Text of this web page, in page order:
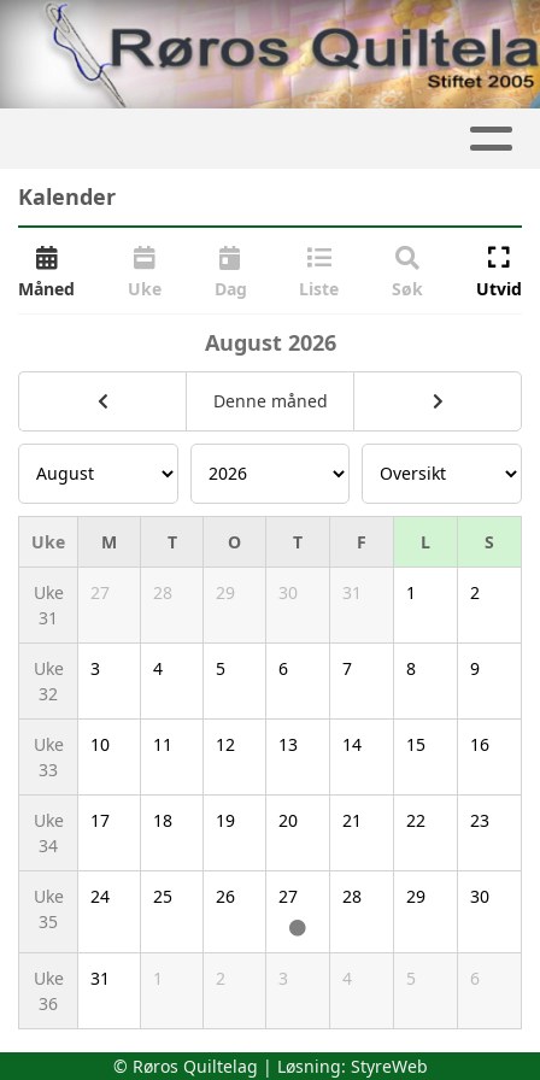
Kalender
Måned Uke Dag Liste Søk Utvid
Denne måned
August 2026
Uke M T O T F L S
Uke
31
27 28 29 30 31 1 2
Uke
32
3 4 5 6 7 8 9
Uke
33
10 11 12 13 14 15 16
Uke
34
17 18 19 20 21 22 23
Uke
35
24 25 26 27 28 29 30
Uke
36
31 1 2 3 4 5 6
© Røros Quiltelag | Løsning: StyreWeb